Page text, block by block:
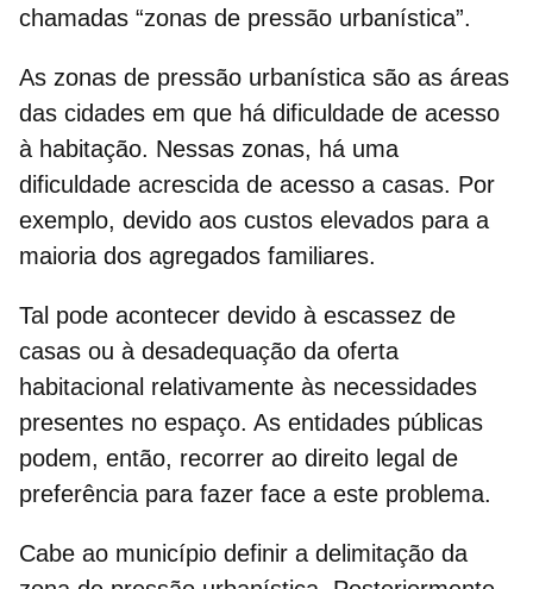
chamadas “zonas de pressão urbanística”.
As zonas de pressão urbanística são as áreas
das cidades em que há dificuldade de acesso
à habitação. Nessas zonas, há uma
dificuldade acrescida de acesso a casas. Por
exemplo, devido aos custos elevados para a
maioria dos agregados familiares.
Tal pode acontecer devido à escassez de
casas ou à desadequação da oferta
habitacional relativamente às necessidades
presentes no espaço. As entidades públicas
podem, então, recorrer ao direito legal de
preferência para fazer face a este problema.
Cabe ao município definir a delimitação da